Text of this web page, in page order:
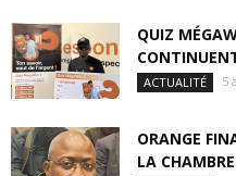
QUIZ
ACTUALITÉ 5
ORANGE
LA